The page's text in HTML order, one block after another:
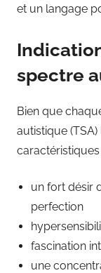
et un langage
spectre
Bien que
autistique
un fort désir
perfection
fascination
une